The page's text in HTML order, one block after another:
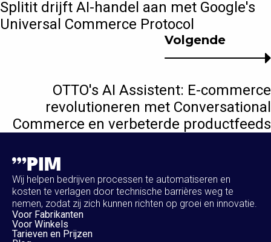
Volgende
OTTO's AI Assistent: E-commerce
revolutioneren met Conversational
Commerce en verbeterde productfeeds
Splitit drijft AI-handel aan met Google's
Universal Commerce Protocol
Wij helpen bedrijven processen te automatiseren en
kosten te verlagen door technische barrières weg te
nemen, zodat zij zich kunnen richten op groei en innovatie.
Voor Fabrikanten
Voor Winkels
Tarieven en Prijzen